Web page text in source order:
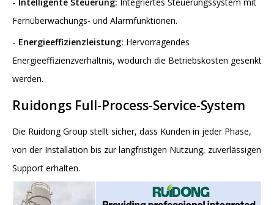
Fernüberwachungs- und Alarmfunktionen.
- Energieeffizienzleistung: Hervorragendes
Energieeffizienzverhältnis, wodurch die Betriebskosten gesenkt
werden.
Ruidongs Full-Process-Service-System
Die Ruidong Group stellt sicher, dass Kunden in jeder Phase,
von der Installation bis zur langfristigen Nutzung, zuverlässigen
Support erhalten.